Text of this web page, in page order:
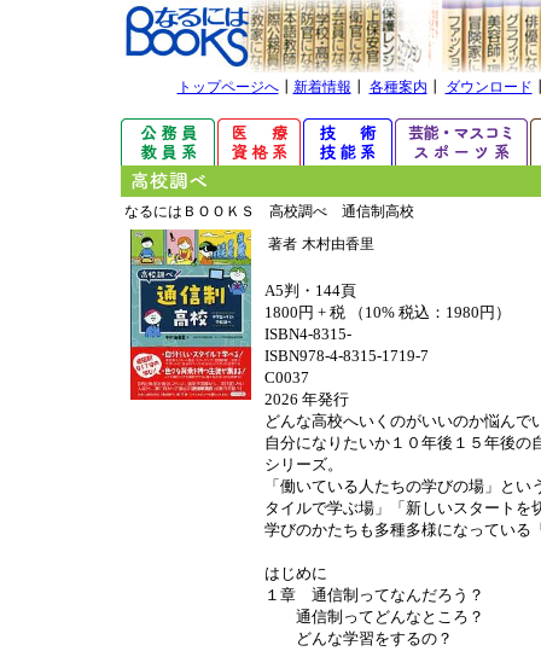
トップページへ┃ 新着情報 各種案内 ダウンロード
なるにはＢＯＯＫＳ 高校調べ 通信制高校
著者 木村由香里
A5判・144頁
1800円 + 税 （10% 税込：1980円）
ISBN4-8315-
ISBN978-4-8315-1719-7
C0037
2026 年発行
どんな高校へいくのがいいのか悩んで
自分になりたいか１０年後１５年後の
シリーズ。
「働いている人たちの学びの場」と
タイルで学ぶ場」「新しいスタートを
学びのかたちも多種多様になっている
はじめに
１章 通信制ってなんだろう？
通信制ってどんなところ？
どんな学習をするの？